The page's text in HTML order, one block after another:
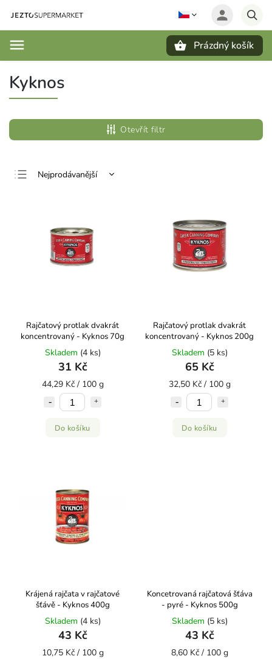
Prázdný košík
Kyknos
Otevřít filtr
Nejprodávanější
Abecedně
Rajčatový protlak dvakrát
koncentrovaný - Kyknos 70g
Skladem (4 ks)
31 Kč
44,29 Kč / 100 g
Do košíku
Rajčatový protlak dvakrát
koncentrovaný - Kyknos 200g
Skladem (5 ks)
65 Kč
32,50 Kč / 100 g
Do košíku
Krájená rajčata v rajčatové
šťávě - Kyknos 400g
Skladem (4 ks)
43 Kč
10,75 Kč / 100 g
Koncetrovaná rajčatová šťáva
- pyré - Kyknos 500g
Skladem (5 ks)
43 Kč
8,60 Kč / 100 g